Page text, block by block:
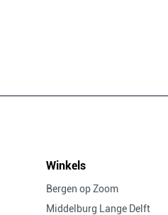
Winkels
Bergen op Zoom
Middelburg Lange Delft